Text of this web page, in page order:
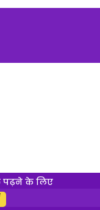
पढ़ने के लिए